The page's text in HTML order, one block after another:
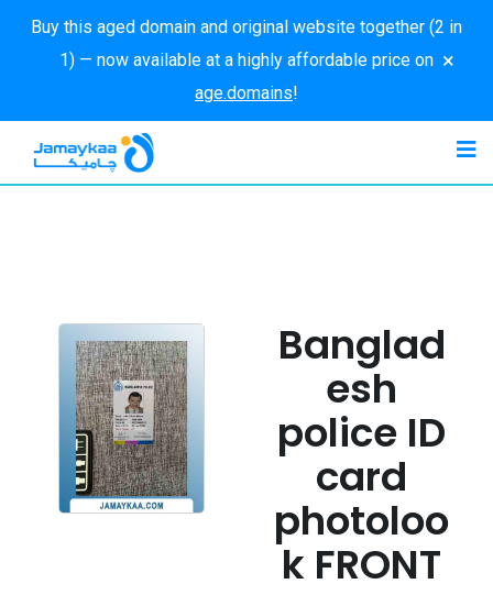
Buy this aged domain and original website together (2 in
1) — now available at a highly affordable price on
age.domains!
×
Banglad
esh
police ID
card
photoloo
k FRONT